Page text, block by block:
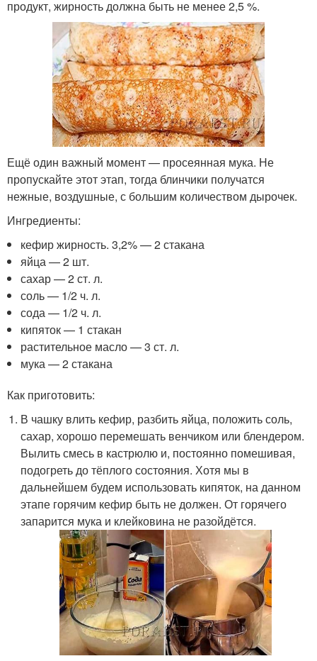
продукт, жирность должна быть не менее 2,5 %.
Ещё один важный момент — просеянная мука. Не
пропускайте этот этап, тогда блинчики получатся
нежные, воздушные, с большим количеством дырочек.
Ингредиенты:
кефир жирность. 3,2% — 2 стакана
яйца — 2 шт.
сахар — 2 ст. л.
соль — 1/2 ч. л.
сода — 1/2 ч. л.
кипяток — 1 стакан
растительное масло — 3 ст. л.
мука — 2 стакана
Как приготовить:
В чашку влить кефир, разбить яйца, положить соль,
сахар, хорошо перемешать венчиком или блендером.
Вылить смесь в кастрюлю и, постоянно помешивая,
подогреть до тёплого состояния. Хотя мы в
дальнейшем будем использовать кипяток, на данном
этапе горячим кефир быть не должен. От горячего
запарится мука и клейковина не разойдётся.